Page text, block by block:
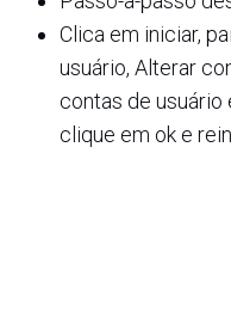
Clica em iniciar,
usuário, Alterar
contas de usuário
clique em ok e